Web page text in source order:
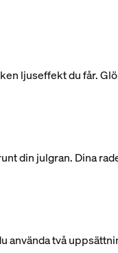
ljuseffekt du får.
din julgran. Dina
använda två